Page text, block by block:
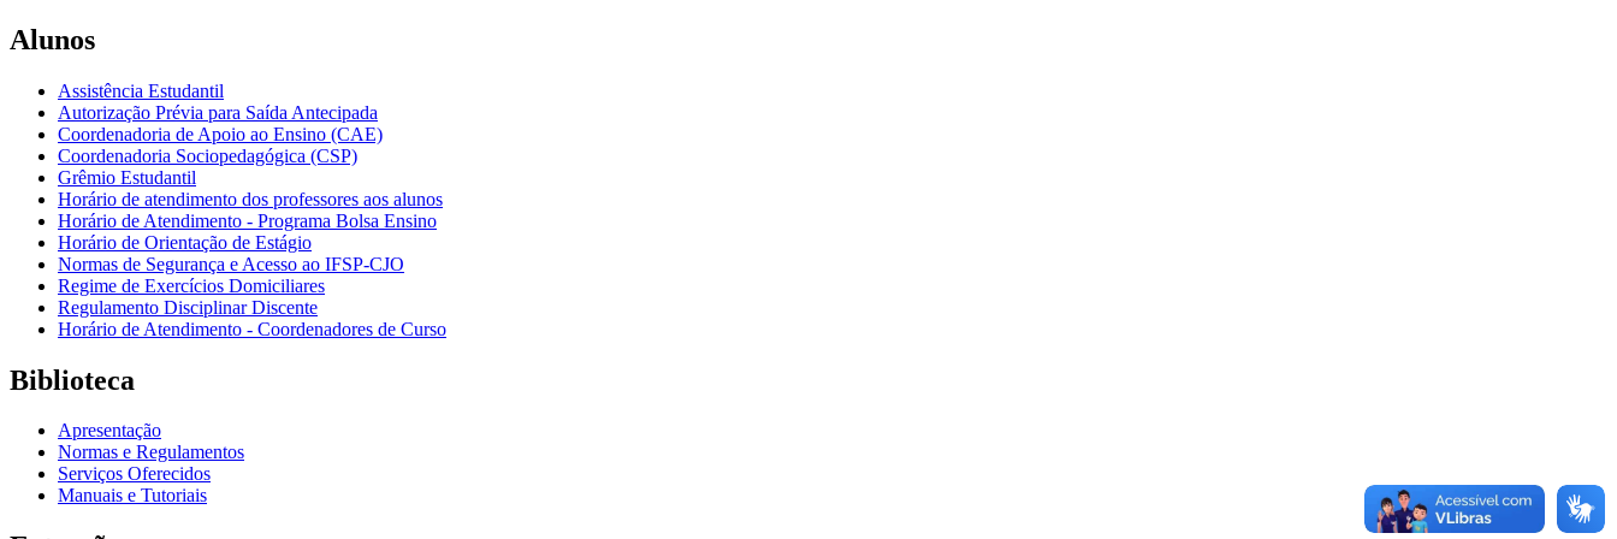
Alunos
Assistência Estudantil
Autorização Prévia para Saída Antecipada
Coordenadoria de Apoio ao Ensino (CAE)
Coordenadoria Sociopedagógica (CSP)
Grêmio Estudantil
Horário de atendimento dos professores aos alunos
Horário de Atendimento - Programa Bolsa Ensino
Horário de Orientação de Estágio
Normas de Segurança e Acesso ao IFSP-CJO
Regime de Exercícios Domiciliares
Regulamento Disciplinar Discente
Horário de Atendimento - Coordenadores de Curso
Biblioteca
Apresentação
Normas e Regulamentos
Serviços Oferecidos
Manuais e Tutoriais